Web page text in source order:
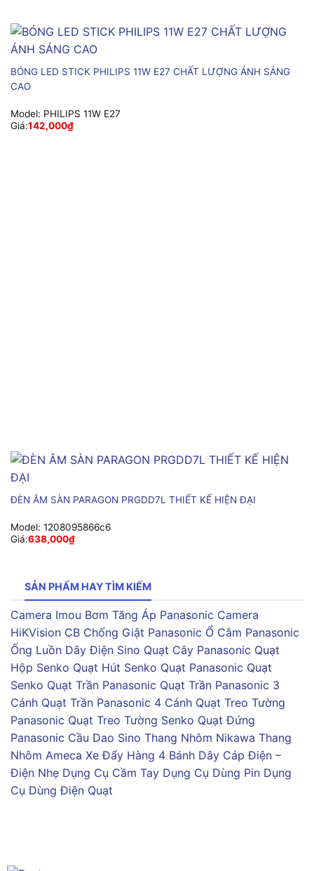
BÓNG LED STICK PHILIPS 11W E27 CHẤT LƯỢNG ÁNH SÁNG
CAO
Model: PHILIPS 11W E27
Giá:142,000₫
ĐÈN ÂM SÀN PARAGON PRGDD7L THIẾT KẾ HIỆN ĐẠI
Model: 1208095866c6
Giá:638,000₫
SẢN PHẨM HAY TÌM KIẾM
Camera Imou Bơm Tăng Áp Panasonic Camera
HiKVision CB Chống Giật Panasonic Ổ Cắm Panasonic
Ống Luồn Dây Điện Sino Quạt Cây Panasonic Quạt
Hộp Senko Quạt Hút Senko Quạt Panasonic Quạt
Senko Quạt Trần Panasonic Quạt Trần Panasonic 3
Cánh Quạt Trần Panasonic 4 Cánh Quạt Treo Tường
Panasonic Quạt Treo Tường Senko Quạt Đứng
Panasonic Cầu Dao Sino Thang Nhôm Nikawa Thang
Nhôm Ameca Xe Đẩy Hàng 4 Bánh Dây Cáp Điện –
Điện Nhẹ Dụng Cụ Cầm Tay Dụng Cụ Dùng Pin Dụng
Cụ Dùng Điện Quạt